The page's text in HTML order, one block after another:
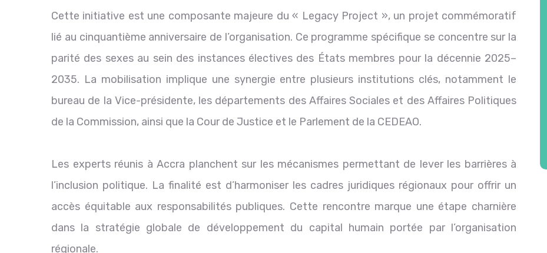
Cette initiative est une composante majeure du « Legacy Project », un projet commémoratif
lié au cinquantième anniversaire de l’organisation. Ce programme spécifique se concentre sur la
parité des sexes au sein des instances électives des États membres pour la décennie 2025–
2035. La mobilisation implique une synergie entre plusieurs institutions clés, notamment le
bureau de la Vice-présidente, les départements des Affaires Sociales et des Affaires Politiques
de la Commission, ainsi que la Cour de Justice et le Parlement de la CEDEAO.
Les experts réunis à Accra planchent sur les mécanismes permettant de lever les barrières à
l’inclusion politique. La finalité est d’harmoniser les cadres juridiques régionaux pour offrir un
accès équitable aux responsabilités publiques. Cette rencontre marque une étape charnière
dans la stratégie globale de développement du capital humain portée par l’organisation
régionale.